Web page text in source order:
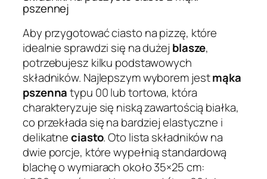
pszennej
Aby przygotować ciasto na pizzę, które
idealnie sprawdzi się na dużej blasze,
potrzebujesz kilku podstawowych
składników. Najlepszym wyborem jestmąka
pszennatypu 00 lub tortowa, która
charakteryzuje się niską zawartością białka,
co przekłada się na bardziej elastyczne i
delikatneciasto. Oto lista składników na
dwie porcje, które wypełnią standardową
blachę o wymiarach około 35×25 cm: